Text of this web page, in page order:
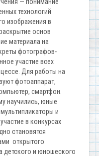
технологий
изображения в
основ
материала на
фотографов-
участие всех
Для работы на
фотоаппарат,
смартфон.
научились, юные
и
в конкурсах
становятся
открытого
детского и юношеского